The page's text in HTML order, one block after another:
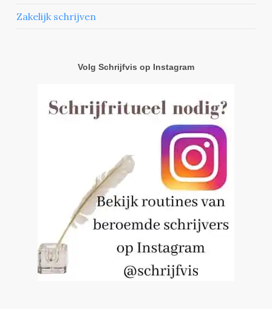
Zakelijk schrijven
Volg Schrijfvis op Instagram